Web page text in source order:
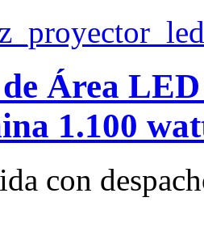
Área
1.100
con